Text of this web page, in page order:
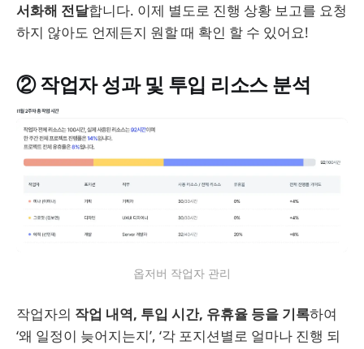
서화해 전달합니다. 이제 별도로 진행 상황 보고를 요청
하지 않아도 언제든지 원할 때 확인 할 수 있어요!
② 작업자 성과 및 투입 리소스 분석
옵저버 작업자 관리
작업자의 작업 내역, 투입 시간, 유휴율 등을 기록하여
‘왜 일정이 늦어지는지’, ‘각 포지션별로 얼마나 진행 되